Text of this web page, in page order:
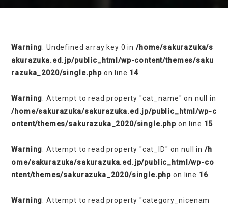
Warning: Undefined array key 0 in /home/sakurazuka/s
akurazuka.ed.jp/public_html/wp-content/themes/saku
razuka_2020/single.phpon line 14
Warning: Attempt to read property "cat_name" on null in
/home/sakurazuka/sakurazuka.ed.jp/public_html/wp-c
ontent/themes/sakurazuka_2020/single.php on line 15
Warning: Attempt to read property "cat_ID" on null in /h
ome/sakurazuka/sakurazuka.ed.jp/public_html/wp-co
ntent/themes/sakurazuka_2020/single.php on line 16
Warning: Attempt to read property "category_nicenam